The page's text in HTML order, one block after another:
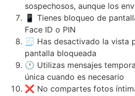
sospechosos, aunque los
📱 Tienes bloqueo de
Face ID o PIN
🧾 Has desactivado la vista
pantalla bloqueada
🕐 Utilizas mensajes
única cuando es necesario
❌ No compartes fotos